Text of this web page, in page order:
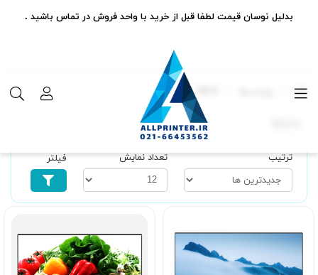
ترتیب تعداد نمایش فیلتر
بدلیل نوسان قیمت لطفا قبل از خرید با واحد فروش در تماس باشید .